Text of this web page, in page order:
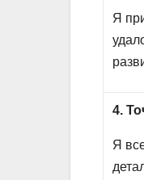
Я
4.
Я